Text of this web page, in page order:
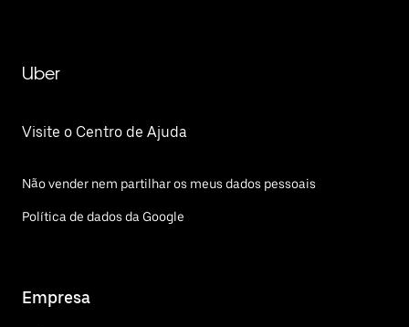
Uber
Visite o Centro de Ajuda
Não vender nem partilhar os meus dados pessoais
Política de dados da Google
Empresa